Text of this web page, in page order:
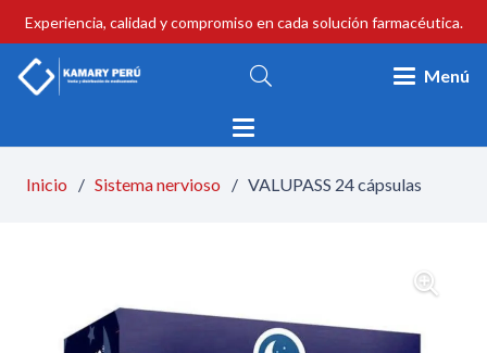
Experiencia, calidad y compromiso en cada solución farmacéutica.
Menú
Inicio / Sistema nervioso / VALUPASS 24 cápsulas